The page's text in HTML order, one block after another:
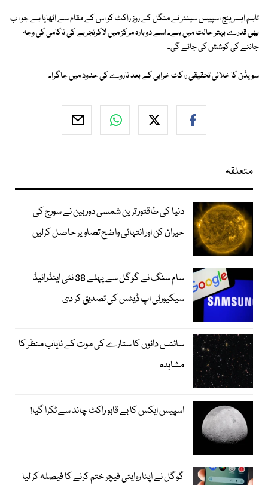
تاہم ایسرینج اسپیس سینٹر نے منگل کے روز راکٹ کو اس کے مقام سے اٹھایا ہے جو اب
بھی قدرے بہتر حالت میں ہے۔ اسے دوبارہ مرکز میں لاکرتجربے کی ناکامی کی وجہ
جاننے کی کوشش کی جائے گی۔
سویڈن کا خلائی تحقیقی راکٹ خرابی کے بعد ناروے کی حدود میں جاگرا۔
متعلقہ
دنیا کی طاقتور ترین شمسی دوربین نے سورج کی
حیران کن اور انتہائی واضح تصاویر حاصل کرلیں
سام سنگ نے گوگل سے پہلے 38 نئی اینڈرائیڈ
سیکیورٹی اپ ڈیٹس کی تصدیق کر دی
سائنس دانوں کا ستارے کی موت کے نایاب منظر کا
مشاہدہ
اسپیس ایکس کا بے قابو راکٹ چاند سے ٹکرا گیا!
گوگل نے اپنا روایتی فیچر ختم کرنے کا فیصلہ کر لیا